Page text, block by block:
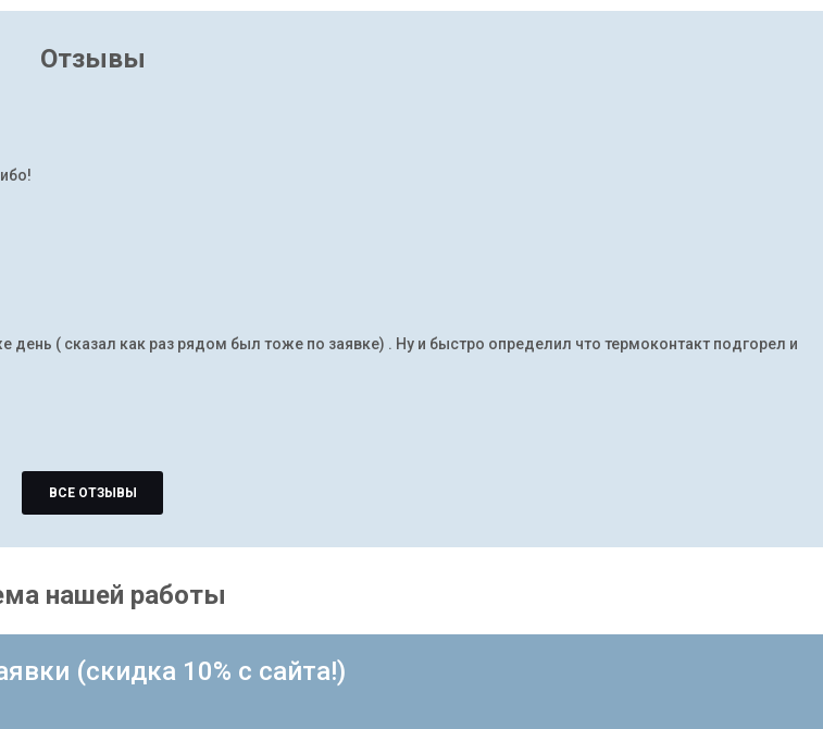
Отзывы
( сказал как раз рядом был тоже по заявке) . Ну и быстро определил что термоконтакт подгорел и
ВСЕ ОТЗЫВЫ
нашей работы
(скидка 10% с сайта!)